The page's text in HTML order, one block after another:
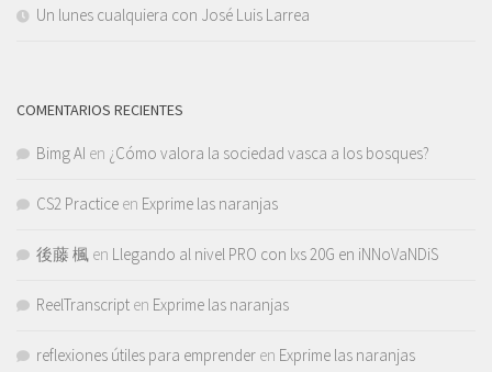
Un lunes cualquiera con José Luis Larrea
COMENTARIOS RECIENTES
Bimg AI en ¿Cómo valora la sociedad vasca a los bosques?
CS2 Practice en Exprime las naranjas
後藤 楓 en Llegando al nivel PRO con lxs 20G en iNNoVaNDiS
ReelTranscript en Exprime las naranjas
reflexiones útiles para emprender en Exprime las naranjas